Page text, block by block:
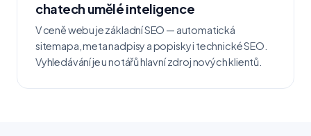
chatech umělé inteligence
V ceně webu je základní SEO — automatická
sitemapa, meta nadpisy a popisky i technické SEO.
Vyhledávání je u notářů hlavní zdroj nových klientů.